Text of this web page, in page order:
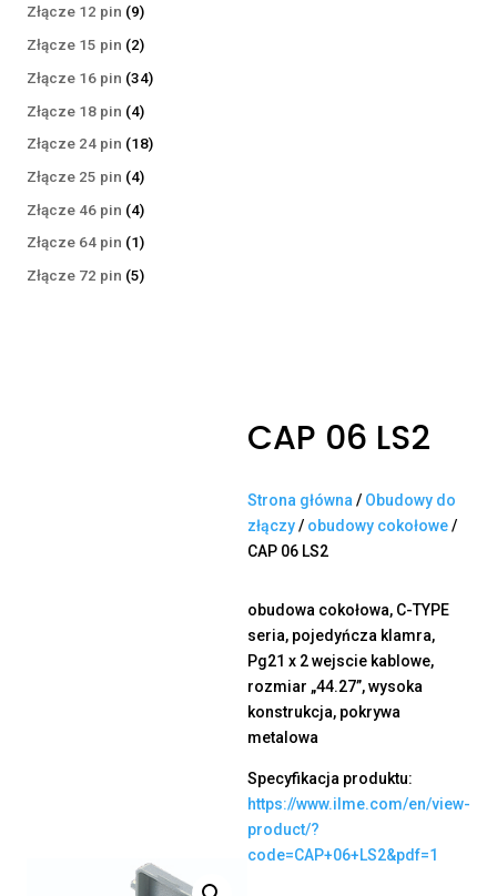
Złącze 12 pin 99
produktów
Złącze 15 pin 22
produkty
Złącze 16 pin 3434
Złącze 18 pin 44
produkty
Złącze 24 pin 1818
Złącze 25 pin 44
produkty
Złącze 46 pin 44
produkty
Złącze 64 pin 11
produkt
Złącze 72 pin 55
CAP 06 LS2
Strona główna / Obudowy do
złączy/ obudowy cokołowe/
CAP 06 LS2
obudowa cokołowa, C-TYPE
seria, pojedyńcza klamra,
Pg21 x 2 wejscie kablowe,
rozmiar „44.27”, wysoka
konstrukcja, pokrywa
metalowa
Specyfikacja produktu:
https://www.ilme.com/en/view-
product/?
code=CAP+06+LS2&pdf=1